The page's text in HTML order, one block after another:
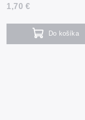
1,70 €
Do košíka